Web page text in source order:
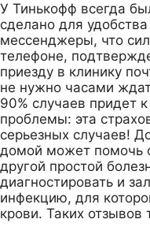
У Тинькофф всегда
сделано для
мессенджеры, что
телефоне,
приезду в клинику
не нужно часами
90% случаев придет
проблемы: эта
серьезных случаев!
домой может помочь
другой простой
диагностировать и
инфекцию, для
крови. Таких отзывов